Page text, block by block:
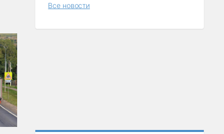
Все новости